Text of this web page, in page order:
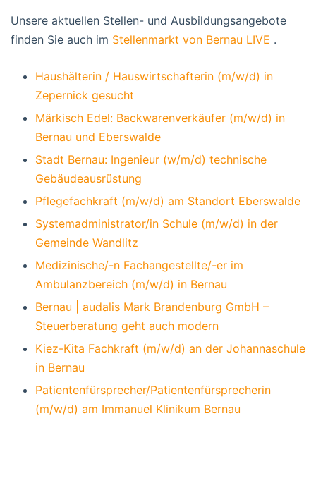
Unsere aktuellen Stellen- und Ausbildungsangebote
finden Sie auch im Stellenmarkt von Bernau LIVE .
Haushälterin / Hauswirtschafterin (m/w/d) in
Zepernick gesucht
Märkisch Edel: Backwarenverkäufer (m/w/d) in
Bernau und Eberswalde
Stadt Bernau: Ingenieur (w/m/d) technische
Gebäudeausrüstung
Pflegefachkraft (m/w/d) am Standort Eberswalde
Systemadministrator/in Schule (m/w/d) in der
Gemeinde Wandlitz
Medizinische/-n Fachangestellte/-er im
Ambulanzbereich (m/w/d) in Bernau
Bernau | audalis Mark Brandenburg GmbH –
Steuerberatung geht auch modern
Kiez-Kita Fachkraft (m/w/d) an der Johannaschule
in Bernau
Patientenfürsprecher/Patientenfürsprecherin
(m/w/d) am Immanuel Klinikum Bernau